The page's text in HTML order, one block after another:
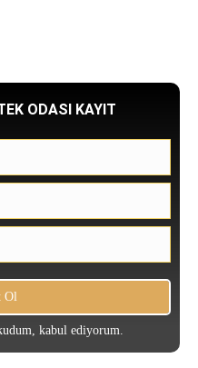
ODASI KAYIT
kabul ediyorum.